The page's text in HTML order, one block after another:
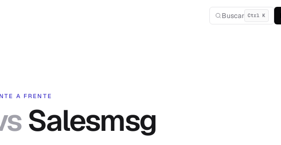
Buscar Ctrl K
A FRENTE
Salesmsg